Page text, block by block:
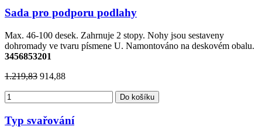
Sada pro podporu podlahy
Max. 46-100 desek. Zahrnuje 2 stopy. Nohy jsou sestaveny
dohromady ve tvaru písmene U. Namontováno na deskovém obalu.
3456853201
1.219,83 914,88
Do košíku
Typ svařování